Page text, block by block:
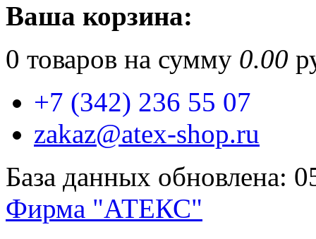
Ваша корзина:
0 товаров на сумму 0.00
+7 (342) 236 55 07
zakaz@atex-shop.ru
База данных обновлена:
Фирма "АТЕКС"